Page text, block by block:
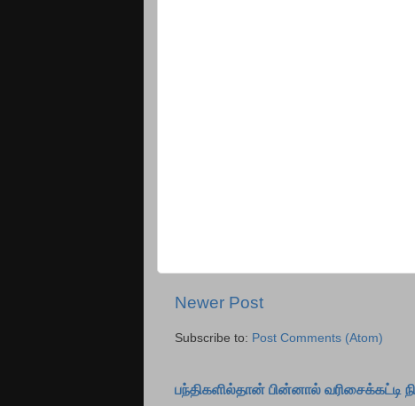
Newer Post
Subscribe to: Post Comments (Atom)
பந்திகளில்தான் பின்னால் வரிசைக்கட்டி